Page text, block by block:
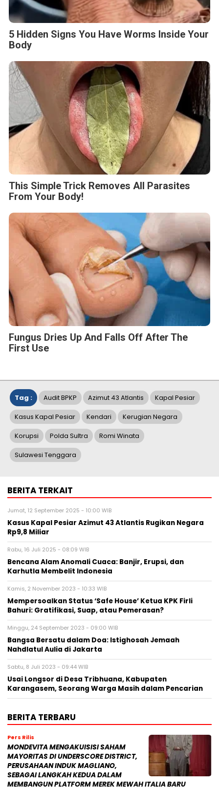
5 Hidden Signs You Have Worms Inside Your
Body
This Simple Trick Removes All Parasites
From Your Body!
Fungus Dries Up And Falls Off After The
First Use
Tag : Audit BPKP Azimut 43 Atlantis Kapal Pesiar
Kasus Kapal Pesiar Kendari Kerugian Negara
Korupsi Polda Sultra Romi Winata
Sulawesi Tenggara
BERITA TERKAIT
Jumat, 12 September 2025 - 10:00 WIB
Kasus Kapal Pesiar Azimut 43 Atlantis Rugikan Negara
Rp9,8 Miliar
Rabu, 16 Juli 2025 - 08:09 WIB
Bencana Alam Anomali Cuaca: Banjir, Erupsi, dan
Karhutla Membelit Indonesia
Kamis, 2 November 2023 - 10:33 WIB
Mempersoalkan Status ‘Safe House’ Ketua KPK Firli
Bahuri: Gratifikasi, Suap, atau Pemerasan?
Minggu, 24 September 2023 - 09:00 WIB
Bangsa Bersatu dalam Doa: Istighosah Jemaah
Nahdlatul Aulia di Jakarta
Sabtu, 8 Juli 2023 - 09:44 WIB
Usai Longsor di Desa Tribhuana, Kabupaten
Karangasem, Seorang Warga Masih dalam Pencarian
BERITA TERBARU
Pers Rilis
MONDEVITA MENGAKUISISI SAHAM
MAYORITAS DI UNDERSCORE DISTRICT,
PERUSAHAAN INDUK MAGLIANO,
SEBAGAI LANGKAH KEDUA DALAM
MEMBANGUN PLATFORM MEREK MEWAH ITALIA BARU